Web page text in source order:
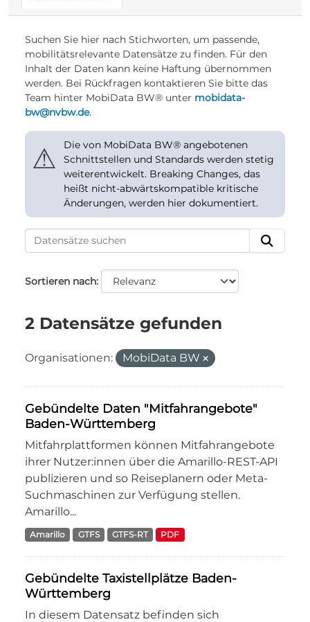
Suchen Sie hier nach Stichworten, um passende,
mobilitätsrelevante Datensätze zu finden. Für den
Inhalt der Daten kann keine Haftung übernommen
werden. Bei Rückfragen kontaktieren Sie bitte das
Team hinter MobiData BW® unter mobidata-
bw@nvbw.de.
⚠
Die von MobiData BW® angebotenen
Schnittstellen und Standards werden stetig
weiterentwickelt. Breaking Changes, das
heißt nicht-abwärtskompatible kritische
Änderungen, werden hier dokumentiert.
Sortieren nach
2 Datensätze gefunden
Organisationen: MobiData BW
Gebündelte Daten "Mitfahrangebote"
Baden-Württemberg
Mitfahrplattformen können Mitfahrangebote
ihrer Nutzer:innen über die Amarillo-REST-API
publizieren und so Reiseplanern oder Meta-
Suchmaschinen zur Verfügung stellen.
Amarillo...
Amarillo GTFS GTFS-RT PDF
Gebündelte Taxistellplätze Baden-
Württemberg
In diesem Datensatz befinden sich